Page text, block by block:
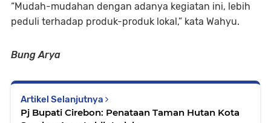
“Mudah-mudahan dengan adanya kegiatan ini, lebih
peduli terhadap produk-produk lokal,” kata Wahyu.
Bung Arya
Artikel Selanjutnya
Pj Bupati Cirebon: Penataan Taman Hutan Kota